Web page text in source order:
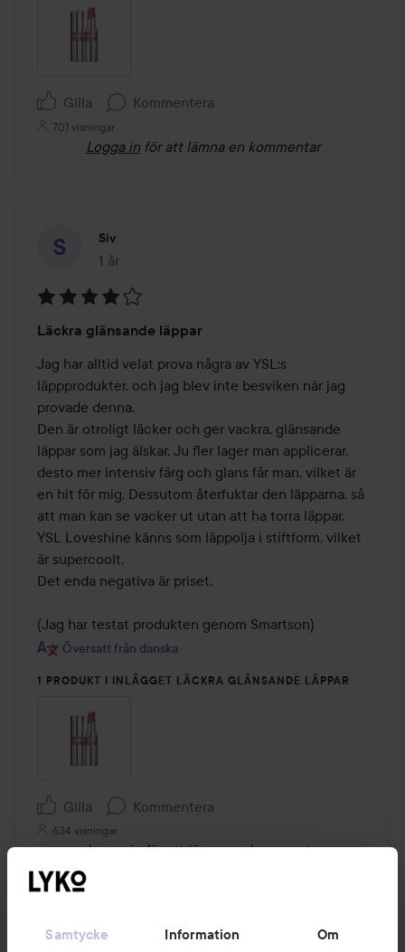
Samtycke Information Om
Gilla Kommentera
701 visningar
Logga in för att lämna en kommentar
Siv
1 år
Inlägget skapades 1 år
4
av
5
Läckra glänsande läppar
Jag har alltid velat prova några av YSL:s
läppprodukter, och jag blev inte besviken när jag
provade denna.
Den är otroligt läcker och ger vackra, glänsande
läppar som jag älskar. Ju fler lager man applicerar,
desto mer intensiv färg och glans får man, vilket är
en hit för mig. Dessutom återfuktar den läpparna, så
att man kan se vacker ut utan att ha torra läppar.
YSL Loveshine känns som läppolja i stiftform, vilket
är supercoolt.
Det enda negativa är priset.
(Jag har testat produkten genom Smartson)
Översatt från danska
1 PRODUKT I INLÄGGET LÄCKRA GLÄNSANDE LÄPPAR
Gilla Kommentera
634 visningar
Logga in för att lämna en kommentar
Mathilde